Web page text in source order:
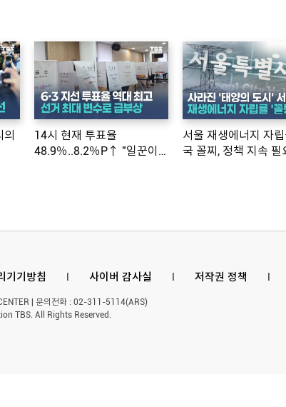
14시 현재 투표율
48.9％..8.2％P↑ "일꾼이
서울 재생에너지 자
국 꼴찌, 정책 지속 필
기기방침 l 사이버 감사실 l 저작권 정책 l
| 문의전화 : 02-311-5114(ARS)
TBS. All Rights Reserved.